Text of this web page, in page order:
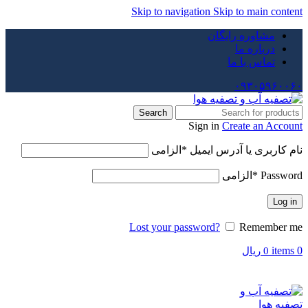
Skip to navigation Skip to main content
مشاوره رایگان
درباره ما
تماس با ما
۰۹۳۰۵۹۶۰۰۶۰
Search
Sign in Create an Account
نام کاربری یا آدرس ایمیل * الزامی
Password
* الزامی
Log in
Lost your password?
Remember me
0
items
0 ریال